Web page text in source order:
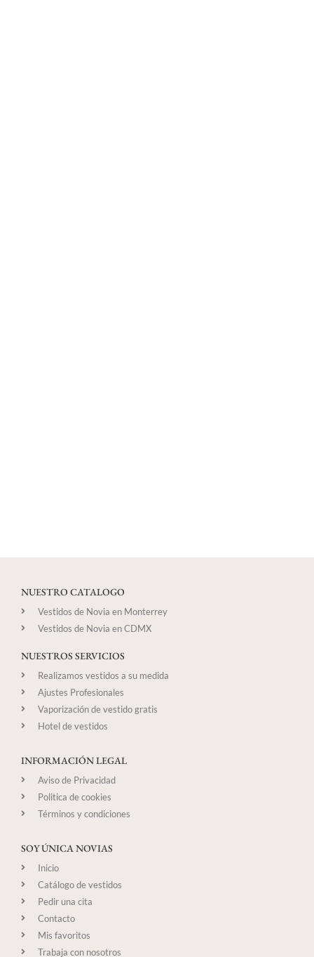
NUESTRO CATALOGO
Vestidos de Novia en Monterrey
Vestidos de Novia en CDMX
NUESTROS SERVICIOS
Realizamos vestidos a su medida
Ajustes Profesionales
Vaporización de vestido gratis
Hotel de vestidos
INFORMACIÓN LEGAL
Aviso de Privacidad
Politica de cookies
Términos y condiciones
SOY ÚNICA NOVIAS
Inicio
Catálogo de vestidos
Pedir una cita
Contacto
Mis favoritos
Trabaja con nosotros